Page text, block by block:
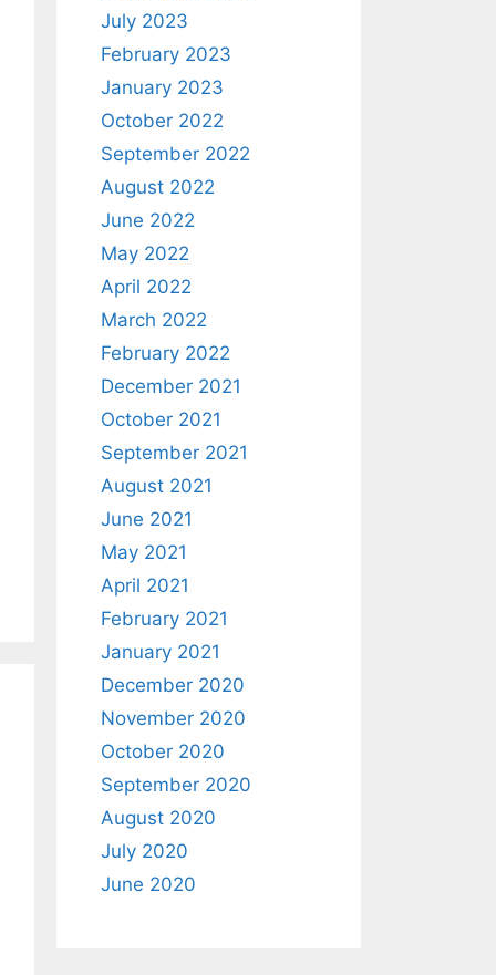
July 2023
February 2023
January 2023
October 2022
September 2022
August 2022
June 2022
May 2022
April 2022
March 2022
February 2022
December 2021
October 2021
September 2021
August 2021
June 2021
May 2021
April 2021
February 2021
January 2021
December 2020
November 2020
October 2020
September 2020
August 2020
July 2020
June 2020